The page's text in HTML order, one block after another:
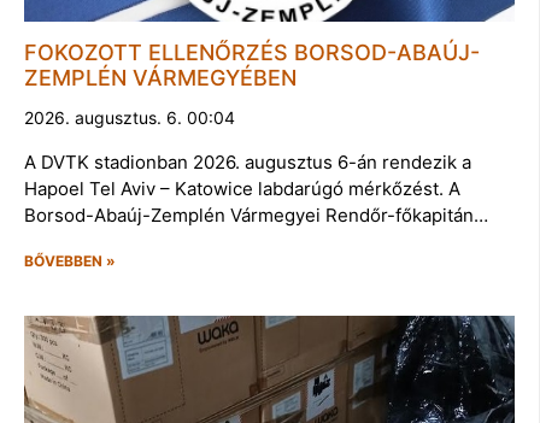
FOKOZOTT ELLENŐRZÉS BORSOD-ABAÚJ-
ZEMPLÉN VÁRMEGYÉBEN
2026. augusztus. 6. 00:04
A DVTK stadionban 2026. augusztus 6-án rendezik a
Hapoel Tel Aviv – Katowice labdarúgó mérkőzést. A
Borsod-Abaúj-Zemplén Vármegyei Rendőr-főkapitán…
BŐVEBBEN »